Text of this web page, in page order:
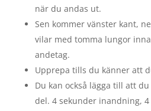
när du andas ut.
Sen kommer vänster kant,
vilar med tomma lungor
andetag.
Upprepa tills du känner att
Du kan också lägga till att
del. 4 sekunder inandning, 4